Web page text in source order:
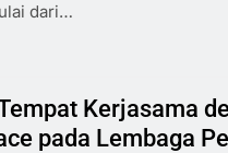
dari…
Kerjasama
pada Lembaga